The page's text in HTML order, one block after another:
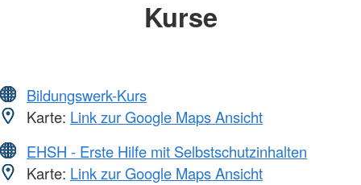
Kurse
Bildungswerk-Kurs
Karte: Link zur Google Maps Ansicht
EHSH - Erste Hilfe mit Selbstschutzinhalten
Karte: Link zur Google Maps Ansicht